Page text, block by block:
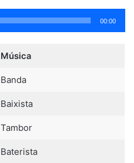
00:00
Música
Banda
Baixista
Tambor
Baterista